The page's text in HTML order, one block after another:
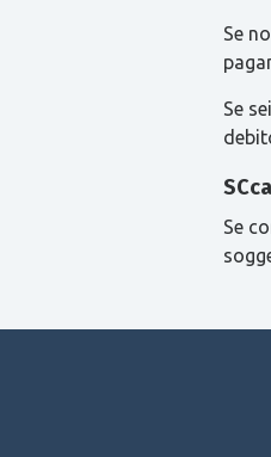
Se
Se
Se